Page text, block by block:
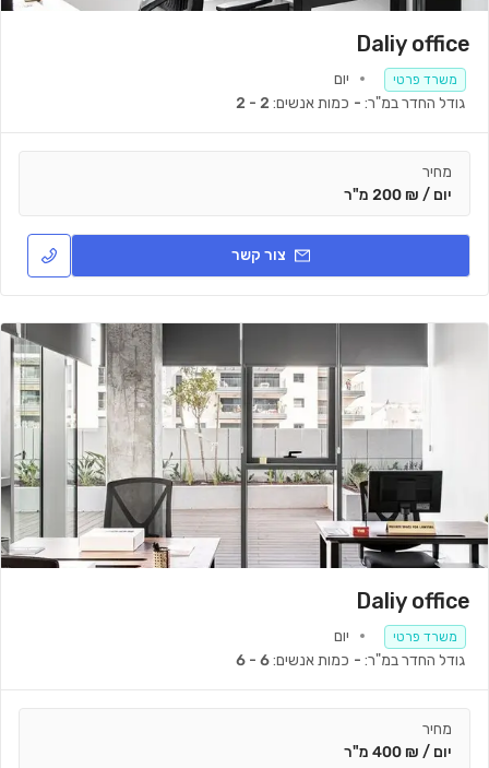
Daliy office
משרד פרטי
יום
כמות אנשים: 2 - 2 גודל החדר במ"ר: -
מחיר
יום / ₪ 200 מ"ר
צור קשר
Daliy office
משרד פרטי
יום
כמות אנשים:6 - 6 גודל החדר במ"ר: -
מחיר
יום / ₪ 400 מ"ר